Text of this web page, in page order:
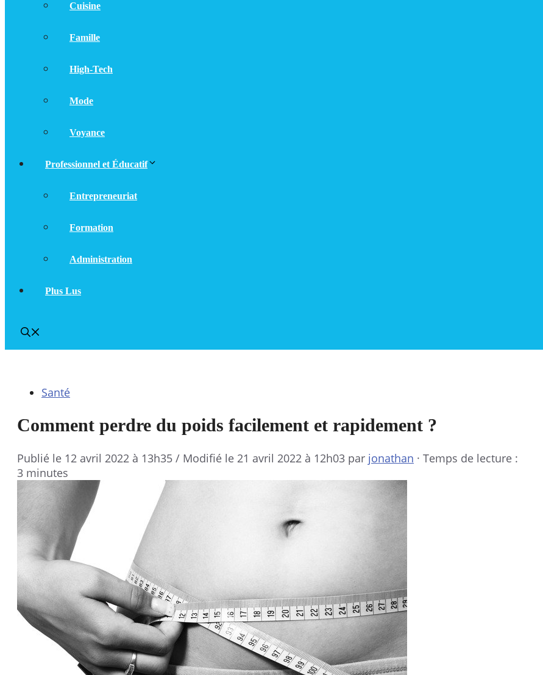
Cuisine
Famille
High-Tech
Mode
Voyance
Professionnel et Éducatif
Entrepreneuriat
Formation
Administration
Plus Lus
Santé
Comment perdre du poids facilement et rapidement ?
Publié le 12 avril 2022 à 13h35 / Modifié le 21 avril 2022 à 12h03 par jonathan · Temps de lecture :
3 minutes